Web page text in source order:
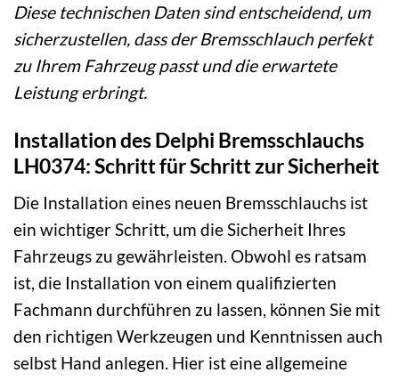
Diese technischen Daten sind entscheidend, um
sicherzustellen, dass der Bremsschlauch perfekt
zu Ihrem Fahrzeug passt und die erwartete
Leistung erbringt.
Installation des Delphi Bremsschlauchs
LH0374: Schritt für Schritt zur Sicherheit
Die Installation eines neuen Bremsschlauchs ist
ein wichtiger Schritt, um die Sicherheit Ihres
Fahrzeugs zu gewährleisten. Obwohl es ratsam
ist, die Installation von einem qualifizierten
Fachmann durchführen zu lassen, können Sie mit
den richtigen Werkzeugen und Kenntnissen auch
selbst Hand anlegen. Hier ist eine allgemeine